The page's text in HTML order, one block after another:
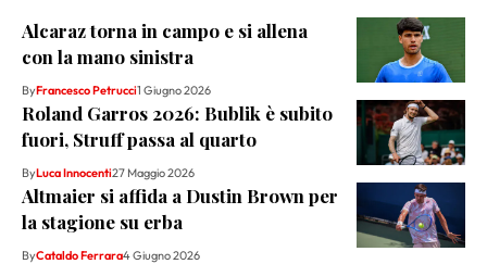
Alcaraz torna in campo e si allena
con la mano sinistra
ByFrancesco Petrucci1 Giugno 2026
Roland Garros 2026: Bublik è subito
fuori, Struff passa al quarto
ByLuca Innocenti27 Maggio 2026
Altmaier si affida a Dustin Brown per
la stagione su erba
ByCataldo Ferrara4 Giugno 2026